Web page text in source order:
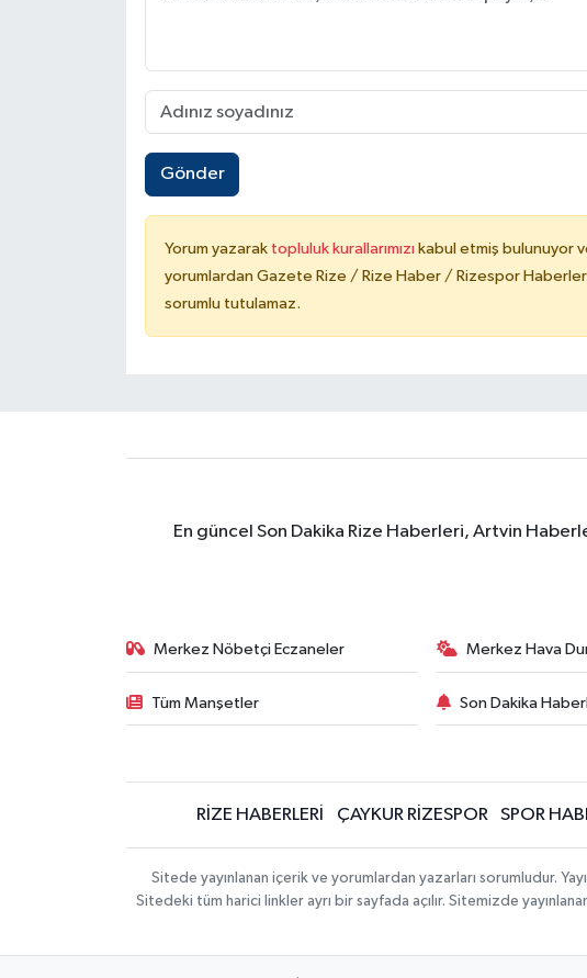
Gönder
Yorum yazarak topluluk kurallarımızı kabul etmiş bulunuyor
yorumlardan Gazete Rize / Rize Haber / Rizespor
sorumlu tutulamaz.
En güncel Son Dakika Rize Haberleri, Artvin
Merkez Nöbetçi Eczaneler Merkez Hava
Tüm Manşetler Son Dakika
RİZE HABERLERİ ÇAYKUR RİZESPOR SPOR
Sitede yayınlanan içerik ve yorumlardan yazarları sorumludur.
Sitedeki tüm harici linkler ayrı bir sayfada açılır. Sitemizde